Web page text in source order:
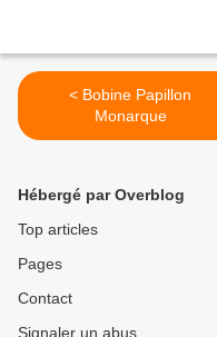
< Bobine Papillon
Monarque
Hébergé par Overblog
Top articles
Pages
Contact
Signaler un abus